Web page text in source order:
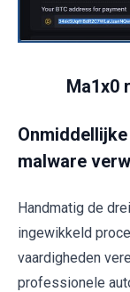
Ma1x0
malware
Handmatig de
ingewikkeld
vaardigheden
professionele